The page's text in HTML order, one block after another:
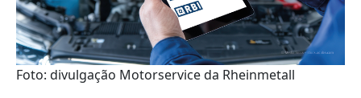
Foto: divulgação Motorservice da Rheinmetall